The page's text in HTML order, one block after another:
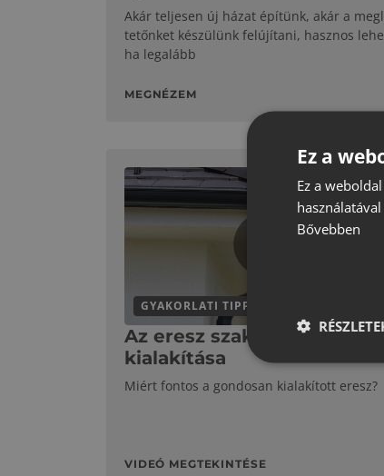
Akár teljesen új házat építünk, akár a
tetőnket készülünk felújítani, hasznos
ha legalább
MEGNÉZEM
GYAKORLATI TIPPEK
Az eresz szakszerű
kialakítása
Miért fontos a gondosan kialakított eresz?
VIDEÓ MEGTEKINTÉSE
Ez a
Ez a
Bővebben